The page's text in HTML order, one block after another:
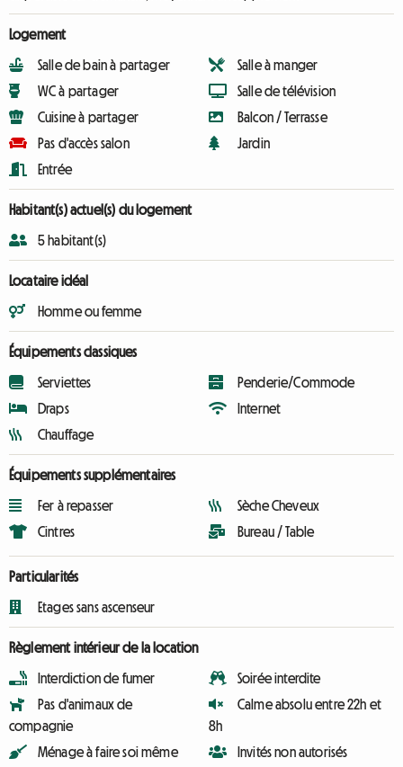
Logement
Salle de bain à partager
WC à partager
Cuisine à partager
Pas d'accès salon
Entrée
Salle à manger
Salle de télévision
Balcon / Terrasse
Jardin
Habitant(s) actuel(s) du logement
5 habitant(s)
Locataire idéal
Homme ou femme
Équipements classiques
Serviettes
Draps
Chauffage
Penderie/Commode
Internet
Équipements supplémentaires
Fer à repasser
Cintres
Sèche Cheveux
Bureau / Table
Particularités
Etages sans ascenseur
Règlement intérieur de la location
Interdiction de fumer
Pas d'animaux de
compagnie
Ménage à faire soi même
Soirée interdite
Calme absolu entre 22h et
8h
Invités non autorisés